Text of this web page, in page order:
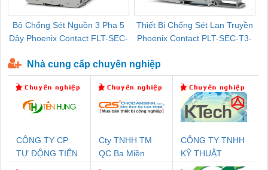
Bộ Chống Sét Nguồn 3 Pha 5
Dây Phoenix Contact FLT-SEC-
Thiết Bị Chống Sét Lan Truyền
Phoenix Contact PLT-SEC-T3-
Nhà cung cấp chuyên nghiệp
CÔNG TY CP
TỰ ĐỘNG TIẾN
Cty TNHH TM
QC Ba Miền
CÔNG TY TNHH
KỸ THUẬT
KTECH VIỆT